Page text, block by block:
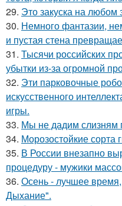
29. Это закуска на любом
30. Немного фантазии,
и пустая стена
31. Тысячи российских
убытки из-за огромной
32. Эти парковочные
искусственного
игры.
33. Мы не дадим слизням
34. Морозостойкие сорта
35. В России внезапно
процедуру - мужики
36. Осень - лучшее
Дыхание".